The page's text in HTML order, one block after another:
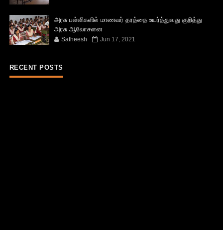
அரசு பள்ளிகளில் மாணவர் தரத்தை உயர்த்துவது குறித்து
அரசு ஆலோசனை
Satheesh Jun 17, 2021
RECENT POSTS